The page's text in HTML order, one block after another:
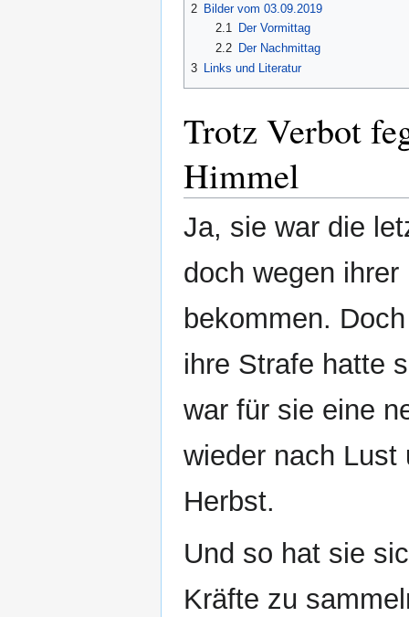
2 Bilder vom 03.09.2019
2.1
Der Vormittag
2.2
Der Nachmittag
3 Links und Literatur
Trotz Verbot
Himmel
Ja, sie war die
doch wegen
bekommen.
ihre Strafe hatte
war für sie eine
wieder nach Lust
Herbst.
Und so hat sie
Kräfte zu